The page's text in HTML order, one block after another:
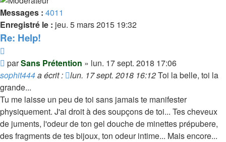
Messages : 4011
Enregistré le : jeu. 5 mars 2015 19:32
Re: Help!
Message
parSans Prétention » lun. 17 sept. 2018 17:06
sophit444a écrit : lun. 17 sept. 2018 16:12Toi la belle, toi la
grande...
Tu me laisse un peu de toi sans jamais te manifester
physiquement. J'ai droit à des soupçons de toi... Tes cheveux
de juments, l'odeur de ton gel douche de minettes prépubere,
des fragments de tes bijoux, ton odeur intime... Mais encore...